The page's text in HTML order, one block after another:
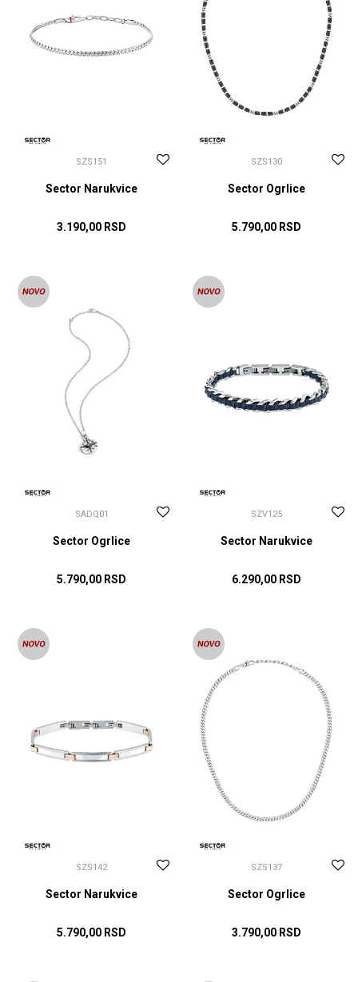
SZS151
Sector Narukvice
3.190,00 RSD
SZS130
Sector Ogrlice
5.790,00 RSD
SADQ01
Sector Ogrlice
5.790,00 RSD
SZV125
Sector Narukvice
6.290,00 RSD
SZS142
Sector Narukvice
5.790,00 RSD
SZS137
Sector Ogrlice
3.790,00 RSD